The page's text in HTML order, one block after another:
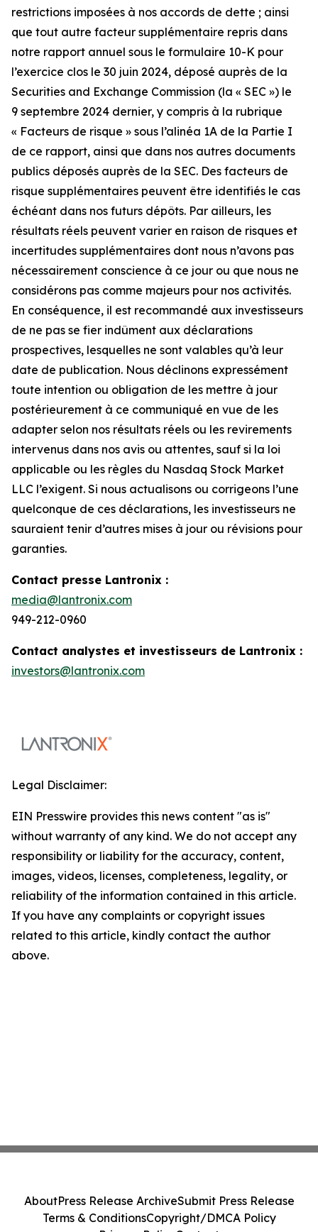
restrictions imposées à nos accords de dette ; ainsi
que tout autre facteur supplémentaire repris dans
notre rapport annuel sous le formulaire 10-K pour
l’exercice clos le 30 juin 2024, déposé auprès de la
Securities and Exchange Commission (la « SEC ») le
9 septembre 2024 dernier, y compris à la rubrique
« Facteurs de risque » sous l’alinéa 1A de la Partie I
de ce rapport, ainsi que dans nos autres documents
publics déposés auprès de la SEC. Des facteurs de
risque supplémentaires peuvent être identifiés le cas
échéant dans nos futurs dépôts. Par ailleurs, les
résultats réels peuvent varier en raison de risques et
incertitudes supplémentaires dont nous n’avons pas
nécessairement conscience à ce jour ou que nous ne
considérons pas comme majeurs pour nos activités.
En conséquence, il est recommandé aux investisseurs
de ne pas se fier indûment aux déclarations
prospectives, lesquelles ne sont valables qu’à leur
date de publication. Nous déclinons expressément
toute intention ou obligation de les mettre à jour
postérieurement à ce communiqué en vue de les
adapter selon nos résultats réels ou les revirements
intervenus dans nos avis ou attentes, sauf si la loi
applicable ou les règles du Nasdaq Stock Market
LLC l’exigent. Si nous actualisons ou corrigeons l’une
quelconque de ces déclarations, les investisseurs ne
sauraient tenir d’autres mises à jour ou révisions pour
garanties.
Contact presse Lantronix :
media@lantronix.com
949-212-0960
Contact analystes et investisseurs de Lantronix :
investors@lantronix.com
Legal Disclaimer:
EIN Presswire provides this news content "as is"
without warranty of any kind. We do not accept any
responsibility or liability for the accuracy, content,
images, videos, licenses, completeness, legality, or
reliability of the information contained in this article.
If you have any complaints or copyright issues
related to this article, kindly contact the author
above.
AboutPress Release ArchiveSubmit Press Release
Terms & ConditionsCopyright/DMCA Policy